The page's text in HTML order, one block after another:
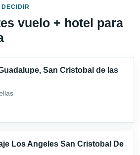
vuelo + hotel para
San Cristobal de las
Los Angeles San Cristobal De